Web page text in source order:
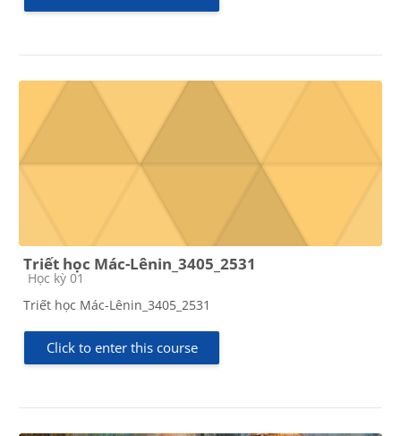
Triết học Mác-Lênin_3405_2531
Course category
Học kỳ 01
Triết học Mác-Lênin_3405_2531
Click to enter this course